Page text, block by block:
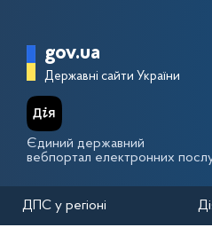
Головна
gov.ua
Державні сайти України
Єдиний державний
вебпортал електронних
ДПС у регіоні